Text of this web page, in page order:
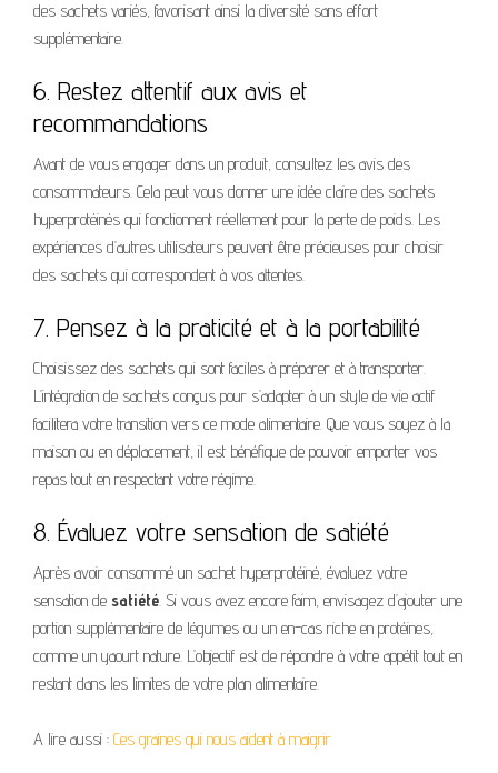
des sachets variés, favorisant ainsi la diversité sans effort
supplémentaire.
6. Restez attentif aux avis et
recommandations
Avant de vous engager dans un produit, consultez les avis des
consommateurs. Cela peut vous donner une idée claire des sachets
hyperprotéinés qui fonctionnent réellement pour la perte de poids. Les
expériences d’autres utilisateurs peuvent être précieuses pour choisir
des sachets qui correspondent à vos attentes.
7. Pensez à la praticité et à la portabilité
Choisissez des sachets qui sont faciles à préparer et à transporter.
L’intégration de sachets conçus pour s’adapter à un style de vie actif
facilitera votre transition vers ce mode alimentaire. Que vous soyez à la
maison ou en déplacement, il est bénéfique de pouvoir emporter vos
repas tout en respectant votre régime.
8. Évaluez votre sensation de satiété
Après avoir consommé un sachet hyperprotéiné, évaluez votre
sensation de satiété. Si vous avez encore faim, envisagez d’ajouter une
portion supplémentaire de légumes ou un en-cas riche en protéines,
comme un yaourt nature. L’objectif est de répondre à votre appétit tout en
restant dans les limites de votre plan alimentaire.
A lire aussi : Ces graines qui nous aident à maigrir